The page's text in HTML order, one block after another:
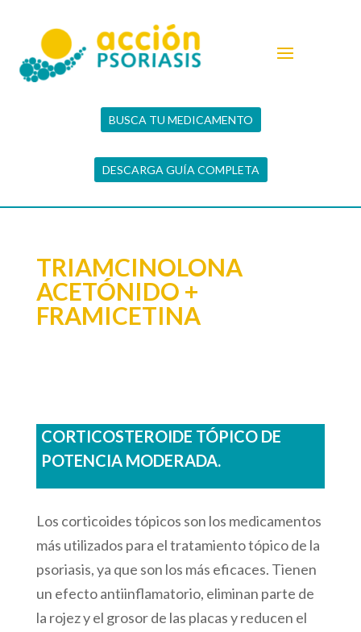
BUSCA TU MEDICAMENTO
DESCARGA GUÍA COMPLETA
TRIAMCINOLONA
ACETÓNIDO +
FRAMICETINA
CORTICOSTEROIDE TÓPICO DE
POTENCIA MODERADA.
Los corticoides tópicos son los medicamentos
más utilizados para el tratamiento tópico de la
psoriasis, ya que son los más eficaces. Tienen
un efecto antiinflamatorio, eliminan parte de
la rojez y el grosor de las placas y reducen el